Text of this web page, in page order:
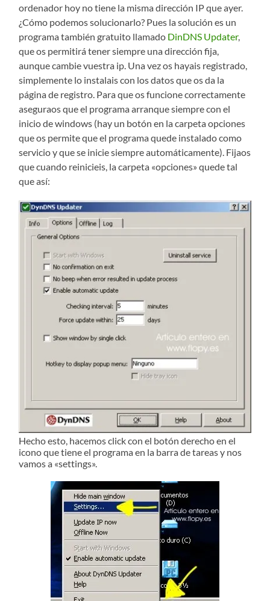
ordenador hoy no tiene la misma dirección IP que ayer.
¿Cómo podemos solucionarlo? Pues la solución es un
programa también gratuito llamado DinDNS Updater,
que os permitirá tener siempre una dirección fija,
aunque cambie vuestra ip. Una vez os hayais registrado,
simplemente lo instalais con los datos que os da la
página de registro. Para que os funcione correctamente
aseguraos que el programa arranque siempre con el
inicio de windows (hay un botón en la carpeta opciones
que os permite que el programa quede instalado como
servicio y que se inicie siempre automáticamente). Fijaos
que cuando reinicieis, la carpeta «opciones» quede tal
que así:
Hecho esto, hacemos click con el botón derecho en el
icono que tiene el programa en la barra de tareas y nos
vamos a «settings».